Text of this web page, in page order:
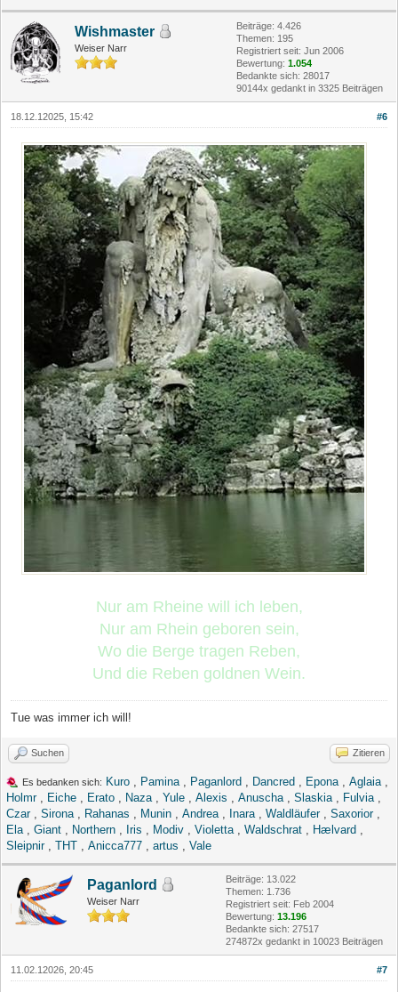
Wishmaster
Weiser Narr
Beiträge: 4.426
Themen: 195
Registriert seit: Jun 2006
Bewertung: 1.054
Bedankte sich: 28017
90144x gedankt in 3325 Beiträgen
#6
18.12.12025, 15:42
Nur am Rheine will ich leben,
Nur am Rhein geboren sein,
Wo die Berge tragen Reben,
Und die Reben goldnen Wein.
Tue was immer ich will!
Suchen Zitieren
Es bedanken sich: Kuro Pamina Paganlord Dancred Epona Aglaia
Holmr, Eiche Erato Naza Yule Alexis Anuscha Slaskia Fulvia
Czar, Sirona Rahanas Munin Andrea Inara Waldläufer, Saxorior,
Ela
Giant Northern Iris Modiv Violetta Waldschrat Hælvard
Sleipnir, THT Anicca777 artus Vale
Paganlord
Weiser Narr
Beiträge: 13.022
Themen: 1.736
Registriert seit: Feb 2004
Bewertung: 13.196
Bedankte sich: 27517
274872x gedankt in 10023 Beiträgen
#7
11.02.12026, 20:45